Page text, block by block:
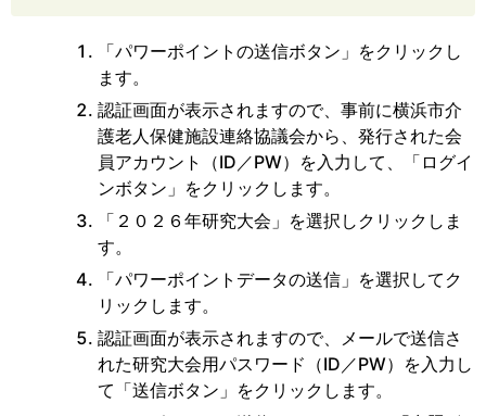
「パワーポイントの送信ボタン」をクリックし
ます。
認証画面が表示されますので、事前に横浜市介
護老人保健施設連絡協議会から、発行された会
員アカウント（ID／PW）を入力して、「ログイ
ンボタン」をクリックします。
「２０２６年研究大会」を選択しクリックしま
す。
「パワーポイントデータの送信」を選択してク
リックします。
認証画面が表示されますので、メールで送信さ
れた研究大会用パスワード（ID／PW）を入力し
て「送信ボタン」をクリックします。